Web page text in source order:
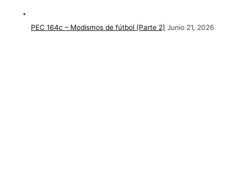
PEC 164c – Modismos de fútbol (Parte 2) Junio 21, 2026